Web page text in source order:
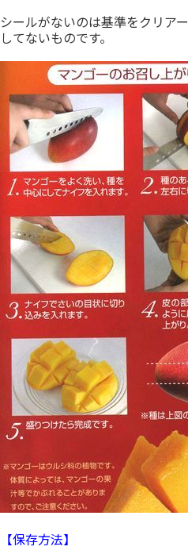
シールがないのは基準をクリアー
してないものです。
【保存方法】